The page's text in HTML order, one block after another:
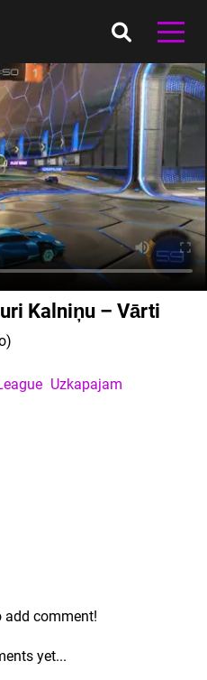
Kalniņu – Vārti
Uzkapajam
comment!
yet...